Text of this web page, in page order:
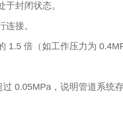
封闭状态。​
接。​
1.5 倍（如工作压力为
0.05MPa，说明管道系统